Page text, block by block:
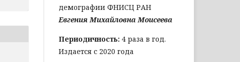
демографии ФНИСЦ РАН
Евгения Михайловна Моисеева
Периодичность: 4 раза в год.
Издается с 2020 года